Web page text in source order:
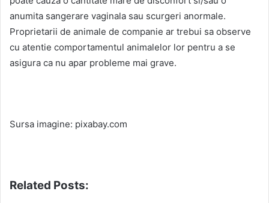
anumita sangerare vaginala sau scurgeri anormale.
Proprietarii de animale de companie ar trebui sa observe
cu atentie comportamentul animalelor lor pentru a se
asigura ca nu apar probleme mai grave.
Sursa imagine: pixabay.com
Related Posts: